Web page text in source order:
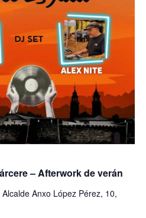
– Afterwork de verán
Alcalde Anxo López Pérez, 10,